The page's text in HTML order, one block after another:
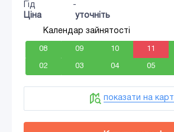
Гід
-
Ціна
уточніть
Календар зайнятості
08 09 10 11
02 03 04 05
показати на